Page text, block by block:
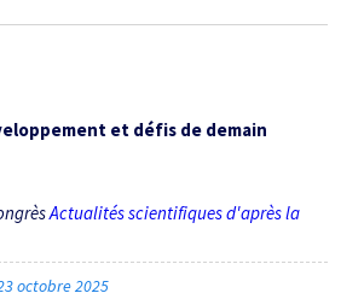
et défis de demain
Actualités scientifiques d'après la
octobre 2025